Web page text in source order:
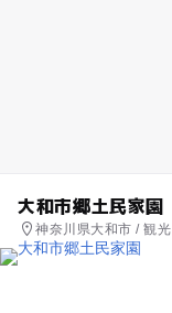
大和市郷土民家園
神奈川県大和市 / 観光